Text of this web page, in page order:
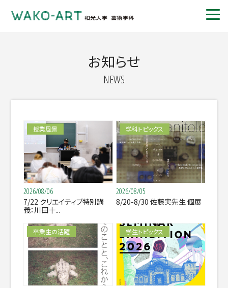
お知らせ
NEWS
授業風景
2026/08/06
7/22 クリエイティブ特別講
義：川田十...
学科トピックス
2026/08/05
8/20-8/30 佐藤実先生 個展
卒業生の活躍 学生トピックス